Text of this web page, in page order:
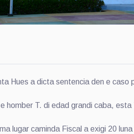
Hues a dicta sentencia den e caso
homber T. di edad grandi caba, esta
lugar caminda Fiscal a exigi 20